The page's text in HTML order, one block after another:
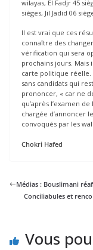
wilayas, El Fadjr 45
sièges, Jil Jadid 06
Il est vrai que ces
connaître des
vérification qui sera
prochains jours.
carte politique réelle.
sans candidats qui
prononcer, « car ne
qu’après l’examen
chargée d’annoncer
convoqués par les
Chokri Hafed
Médias : Bouslimani
Conciliabules et
Vous